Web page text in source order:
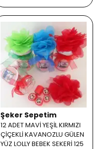
Şeker Sepetim
12 ADET MAVİ YEŞİL KIRMIZI
ÇİÇEKLİ KAVANOZLU GÜLEN
YÜZ LOLLY BEBEK SEKERİ 125